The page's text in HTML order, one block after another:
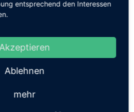
mehr zahlen.
SICHERHEIT
wird bei S Broker das iTAN-Verfahren
nur an ein vorab
Die Einlagen sind bei S Broker in
BROKER INDIREKT IN
INVESTIEREN
entsprechend den Interessen
Akzeptieren
Ablehnen
mehr